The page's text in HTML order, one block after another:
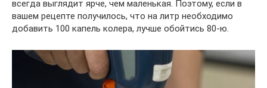
всегда выглядит ярче, чем маленькая. Поэтому, если в
вашем рецепте получилось, что на литр необходимо
добавить 100 капель колера, лучше обойтись 80-ю.